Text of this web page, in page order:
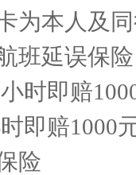
为本人及
班延误保
时即赔
即赔1000
险